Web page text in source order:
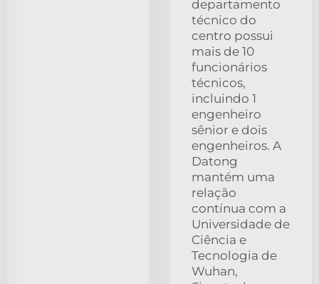
departamento
técnico do
centro possui
mais de 10
funcionários
técnicos,
incluindo 1
engenheiro
sênior e dois
engenheiros. A
Datong
mantém uma
relação
contínua com a
Universidade de
Ciência e
Tecnologia de
Wuhan,